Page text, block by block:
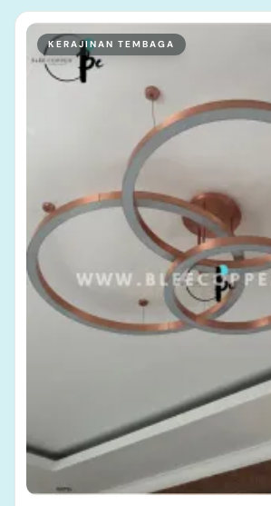
KERAJINAN TEMBAGA